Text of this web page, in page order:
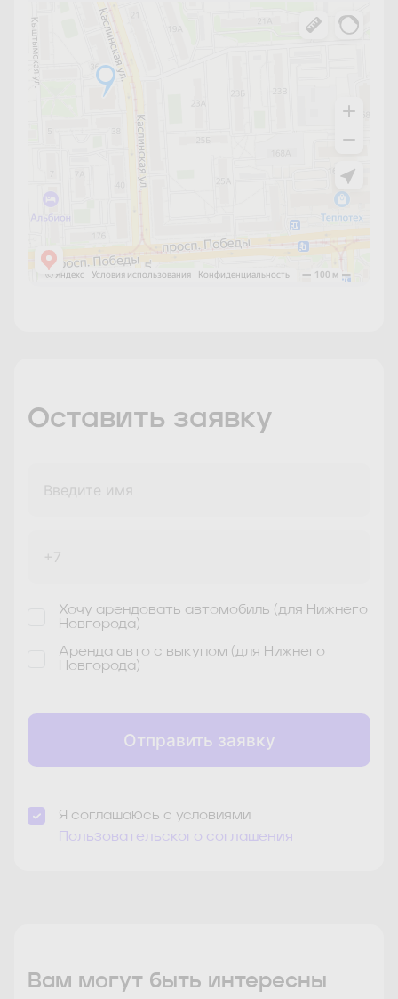
Красноярск
Нижний Новгород
Новосибирск
Саратов Сочи
Сочи/Адлер
Тольятти #2
Тула
Оставить заявку
Отправить заявку
Хочу арендовать автомобиль (для Нижнего
Новгорода)
Аренда авто с выкупом (для Нижнего
Новгорода)
Я соглашаюсь с условиями
Пользовательского соглашения
Вам могут быть интересны